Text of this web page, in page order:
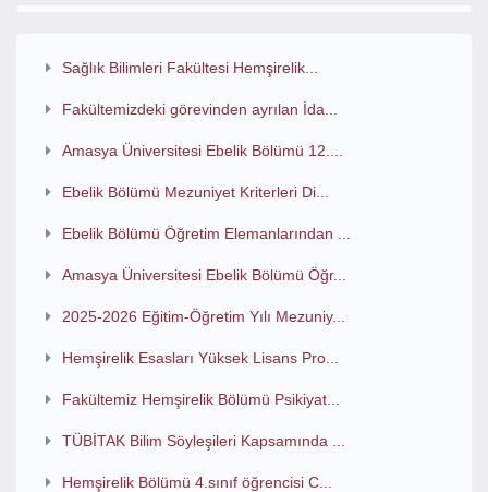
Sağlık Bilimleri Fakültesi Hemşirelik...
Fakültemizdeki görevinden ayrılan İda...
Amasya Üniversitesi Ebelik Bölümü 12....
Ebelik Bölümü Mezuniyet Kriterleri Di...
Ebelik Bölümü Öğretim Elemanlarından ...
Amasya Üniversitesi Ebelik Bölümü Öğr...
2025-2026 Eğitim-Öğretim Yılı Mezuniy...
Hemşirelik Esasları Yüksek Lisans Pro...
Fakültemiz Hemşirelik Bölümü Psikiyat...
TÜBİTAK Bilim Söyleşileri Kapsamında ...
Hemşirelik Bölümü 4.sınıf öğrencisi C...